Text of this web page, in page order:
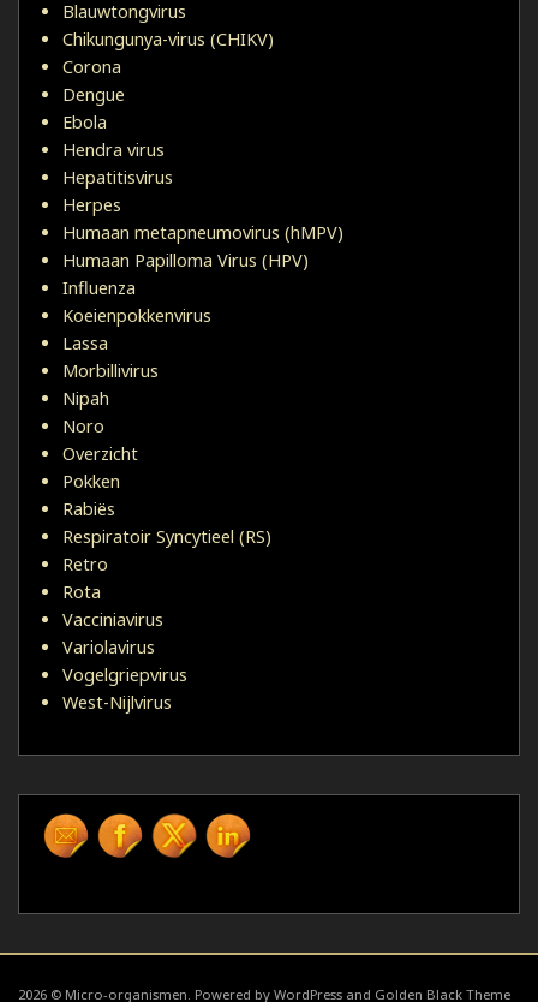
Blauwtongvirus
Chikungunya-virus (CHIKV)
Corona
Dengue
Ebola
Hendra virus
Hepatitisvirus
Herpes
Humaan metapneumovirus (hMPV)
Humaan Papilloma Virus (HPV)
Influenza
Koeienpokkenvirus
Lassa
Morbillivirus
Nipah
Noro
Overzicht
Pokken
Rabiës
Respiratoir Syncytieel (RS)
Retro
Rota
Vacciniavirus
Variolavirus
Vogelgriepvirus
West-Nijlvirus
2026 © Micro-organismen. Powered by WordPress and Golden Black Theme